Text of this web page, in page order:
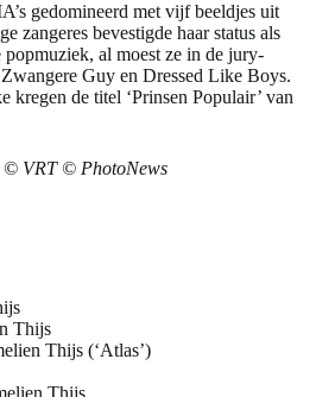
gedomineerd met vijf beeldjes uit
zangeres bevestigde haar status als
popmuziek, al moest ze in de jury-
Guy en Dressed Like Boys.
kregen de titel ‘Prinsen Populair’ van
© VRT © PhotoNews
Thijs
Thijs (‘Atlas’)
Thijs